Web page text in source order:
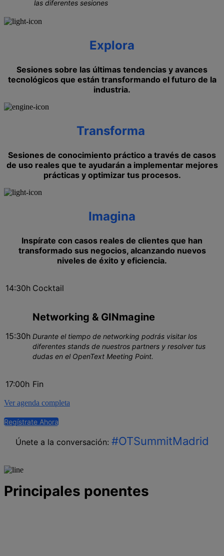
las diferentes sesiones
Explora
Sesiones sobre las últimas tendencias y avances
tecnológicos que están transformando el futuro de la
industria.
Transforma
Sesiones de conocimiento práctico a través de casos
de uso reales que te ayudarán a implementar mejores
prácticas y optimizar tus procesos.
Imagina
Inspírate con casos reales de clientes que han
transformado sus negocios, alcanzando nuevos
niveles de éxito y eficiencia.
14:30h Cocktail
15:30h
Networking & GINmagine
Durante el tiempo de networking podrás visitar los
diferentes stands de nuestros partners y resolver tus
dudas en el OpenText Meeting Point.
17:00h Fin
Ver agenda completa
Regístrate Ahora
Únete a la conversación: #OTSummitMadrid
Principales ponentes